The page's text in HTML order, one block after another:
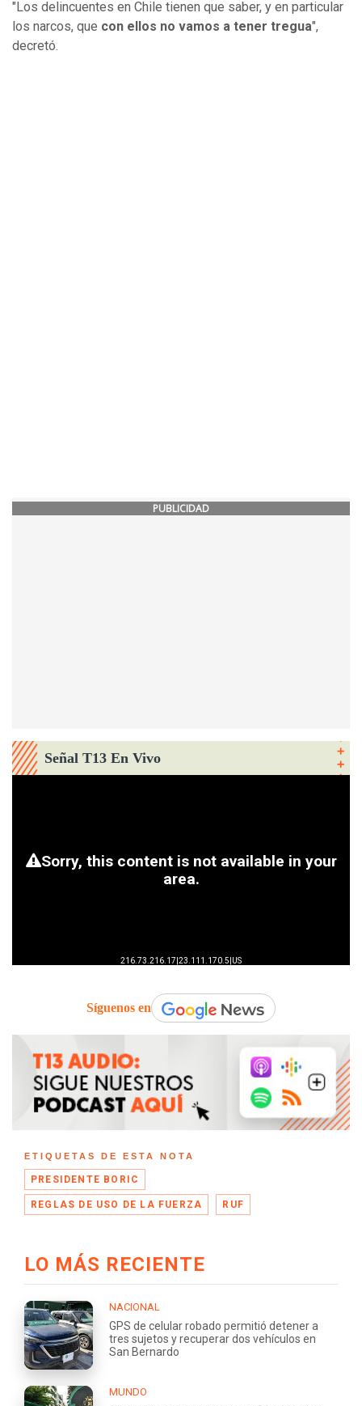
"Los delincuentes en Chile tienen que saber, y en particular
los narcos, que con ellos no vamos a tener tregua",
decretó.
PUBLICIDAD
Señal T13 En Vivo
Síguenos en
ETIQUETAS DE ESTA NOTA
PRESIDENTE BORIC
REGLAS DE USO DE LA FUERZA RUF
LO MÁS RECIENTE
NACIONAL
GPS de celular robado permitió detener a
tres sujetos y recuperar dos vehículos en
San Bernardo
MUNDO